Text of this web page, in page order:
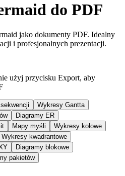
do PDF
jako dokumenty PDF. Idealny
i profesjonalnych prezentacji.
użyj przycisku Export, aby
Wykresy Gantta
Diagramy ER
Mapy myśli
Wykresy kołowe
Wykresy kwadrantowe
Diagramy blokowe
pakietów